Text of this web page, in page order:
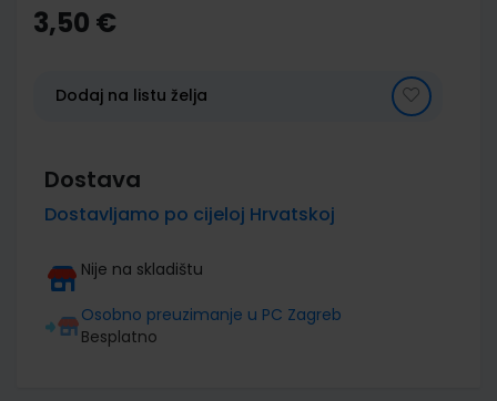
the
beginning
gallery
3,50 €
Dodaj na listu želja
Dostava
Dostavljamo po cijeloj Hrvatskoj
Nije na skladištu
Osobno preuzimanje u PC Zagreb
Besplatno